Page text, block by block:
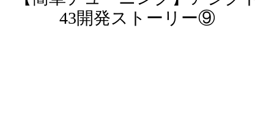
43開発ストーリー⑨